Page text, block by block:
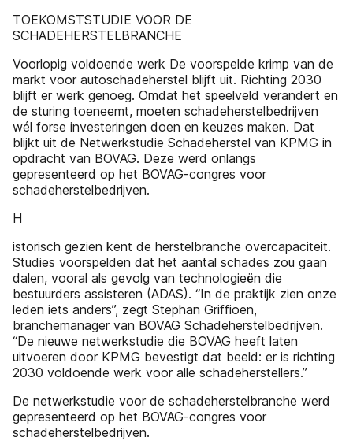
TOEKOMSTSTUDIE VOOR DE
SCHADEHERSTELBRANCHE
Voorlopig voldoende werk De voorspelde krimp van de
markt voor autoschadeherstel blijft uit. Richting 2030
blijft er werk genoeg. Omdat het speelveld verandert en
de sturing toeneemt, moeten schadeherstelbedrijven
wél forse investeringen doen en keuzes maken. Dat
blijkt uit de Netwerkstudie Schadeherstel van KPMG in
opdracht van BOVAG. Deze werd onlangs
gepresenteerd op het BOVAG-congres voor
schadeherstelbedrijven.
H
istorisch gezien kent de herstelbranche overcapaciteit.
Studies voorspelden dat het aantal schades zou gaan
dalen, vooral als gevolg van technologieën die
bestuurders assisteren (ADAS). “In de praktijk zien onze
leden iets anders”, zegt Stephan Griffioen,
branchemanager van BOVAG Schadeherstelbedrijven.
“De nieuwe netwerkstudie die BOVAG heeft laten
uitvoeren door KPMG bevestigt dat beeld: er is richting
2030 voldoende werk voor alle schadeherstellers.”
De netwerkstudie voor de schadeherstelbranche werd
gepresenteerd op het BOVAG-congres voor
schadeherstelbedrijven.